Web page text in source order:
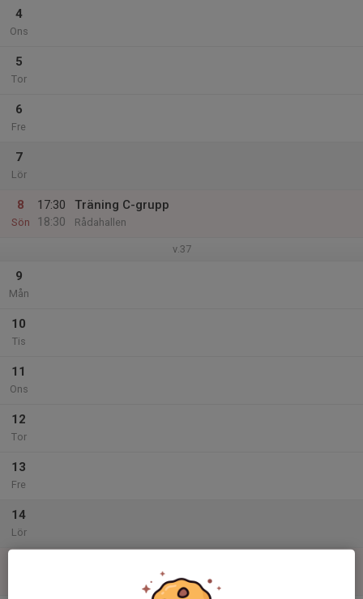
4
Ons
5
Tor
6
Fre
7
Lör
8
Sön
17:30
18:30
Träning C-grupp
Rådahallen
v.37
9
Mån
10
Tis
11
Ons
12
Tor
13
Fre
14
Lör